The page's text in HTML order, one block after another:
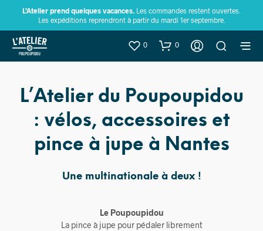
L’Atelier prend quelques vacances. Les commandes restent ouvertes.
Les expéditions reprendront à partir du mardi 1er septembre.
0 0
L’Atelier du Poupoupidou
: vélos, accessoires et
pince à jupe à Nantes
Une multinationale à deux !
Le Poupoupidou
La pince à jupe pour pédaler librement